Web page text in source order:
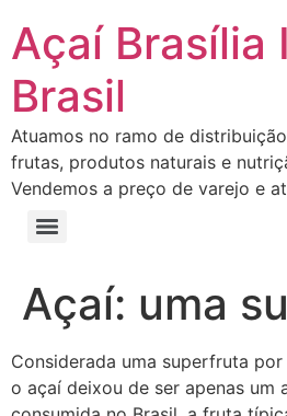
Açaí Brasília
Brasil
Atuamos no ramo de
frutas, produtos naturais e
Vendemos a preço de varejo e
Açaí: uma
Considerada uma superfruta
o açaí deixou de ser apenas um